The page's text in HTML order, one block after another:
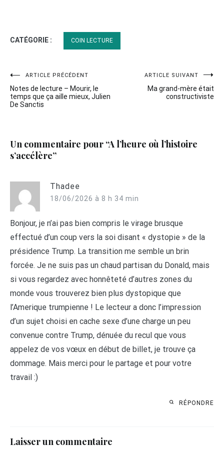
CATÉGORIE : COIN LECTURE
Navigation
de
ARTICLE PRÉCÉDENT
Notes de lecture – Mourir, le
temps que ça aille mieux, Julien
De Sanctis
ARTICLE SUIVANT
Ma grand-mère était
constructiviste
Un commentaire pour “A l’heure où l’histoire
s’accélère”
Thadee
18/06/2026 à 8 h 34 min
Bonjour, je n’ai pas bien compris le virage brusque
effectué d’un coup vers la soi disant « dystopie » de la
présidence Trump. La transition me semble un brin
forcée. Je ne suis pas un chaud partisan du Donald, mais
si vous regardez avec honnêteté d’autres zones du
monde vous trouverez bien plus dystopique que
l’Amerique trumpienne ! Le lecteur a donc l’impression
d’un sujet choisi en cache sexe d’une charge un peu
convenue contre Trump, dénuée du recul que vous
appelez de vos vœux en début de billet, je trouve ça
dommage. Mais merci pour le partage et pour votre
travail :)
RÉPONDRE
Laisser un commentaire